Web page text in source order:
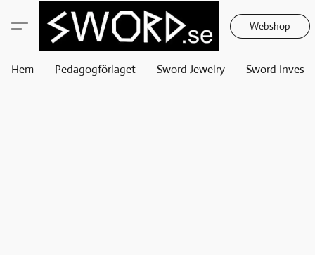
Webshop
Hem Pedagogförlaget Sword Jewelry Sword Invest